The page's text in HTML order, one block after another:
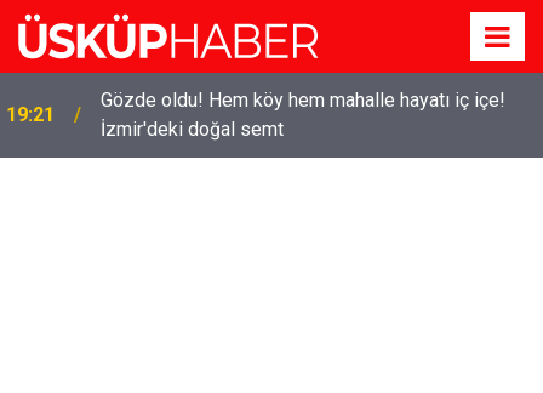
19:21
Gözde oldu! Hem köy hem mahalle hayatı iç içe!
İzmir'deki doğal semt